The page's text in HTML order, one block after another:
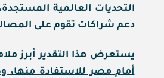
التحديات العالمية
دعم شراكات تقوم على
يستعرض هذا التقدير أبرز
أمام مصر للاستفادة منها،